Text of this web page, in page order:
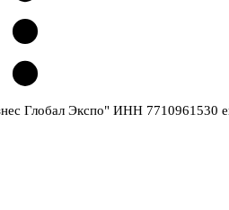
Глобал Экспо" ИНН 7710961530